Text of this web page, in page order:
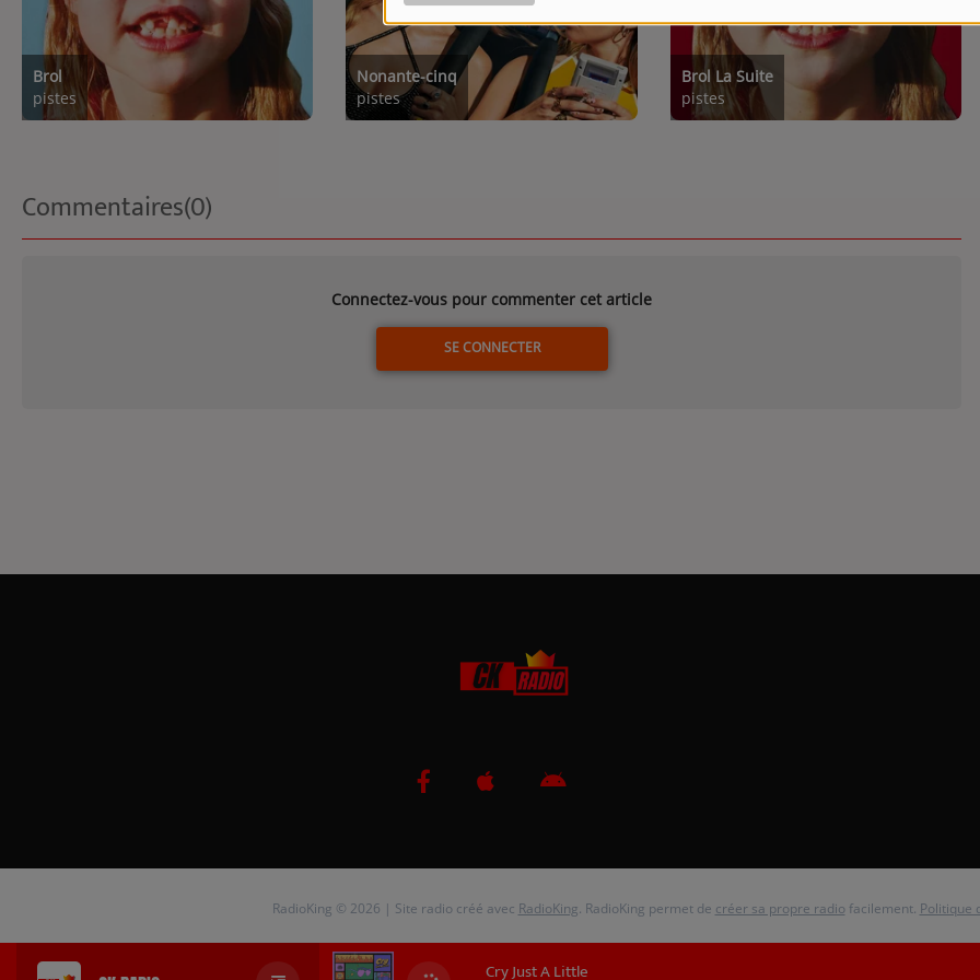
Cry Just A Little
Brol
pistes
Nonante-cinq
pistes
Brol La Suite
pistes
Commentaires(0)
Connectez-vous pour commenter cet article
SE CONNECTER
RadioKing © 2026 | Site radio créé avec RadioKing. RadioKing permet de créer sa propre radio facilement. Politique